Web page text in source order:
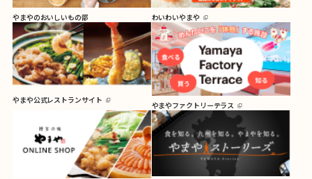
やまやのおいしいもの部 わいわいやまや
やまや公式レストランサイト
やまやファクトリーテラス